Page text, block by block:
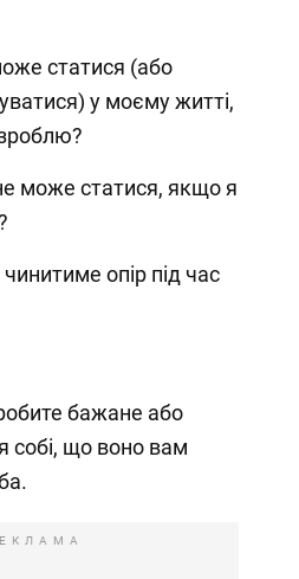
статися (або
у моєму житті,
може статися, якщо я
опір під час
бажане або
собі, що воно вам